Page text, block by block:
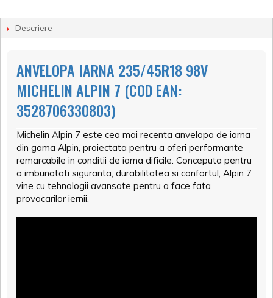
Descriere
ANVELOPA IARNA 235/45R18 98V
MICHELIN ALPIN 7 (COD EAN:
3528706330803)
Michelin Alpin 7 este cea mai recenta anvelopa de iarna
din gama Alpin, proiectata pentru a oferi performante
remarcabile in conditii de iarna dificile. Conceputa pentru
a imbunatati siguranta, durabilitatea si confortul, Alpin 7
vine cu tehnologii avansate pentru a face fata
provocarilor iernii.